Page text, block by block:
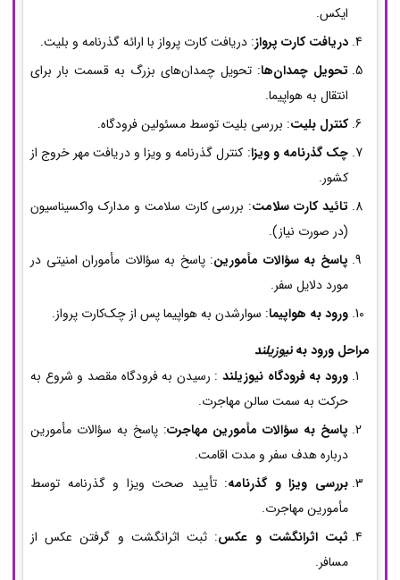
ایکس.
دریافت کارت پرواز: دریافت کارت پرواز با ارائه گذرنامه و بلیت.
تحویل چمدان‌ها: تحویل چمدان‌های بزرگ به قسمت بار برای
انتقال به هواپیما.
کنترل بلیت: بررسی بلیت توسط مسئولین فرودگاه.
چک گذرنامه و ویزا: کنترل گذرنامه و ویزا و دریافت مهر خروج از
کشور.
تائید کارت سلامت: بررسی کارت سلامت و مدارک واکسیناسیون
(در صورت نیاز).
پاسخ به سؤالات مأمورین: پاسخ به سؤالات مأموران امنیتی در
مورد دلایل سفر.
ورود به هواپیما: سوارشدن به هواپیما پس از چک‌کارت پرواز.
مراحل ورود بهنیوزیلند
ورود به فرودگاه نیوزیلند : رسیدن به فرودگاه مقصد و شروع به
حرکت به سمت سالن مهاجرت.
پاسخ به سؤالات مأمورین مهاجرت: پاسخ به سؤالات مأمورین
درباره هدف سفر و مدت اقامت.
بررسی ویزا و گذرنامه: تأیید صحت ویزا و گذرنامه توسط
مأمورین مهاجرت.
ثبت اثرانگشت و عکس: ثبت اثرانگشت و گرفتن عکس از
مسافر.